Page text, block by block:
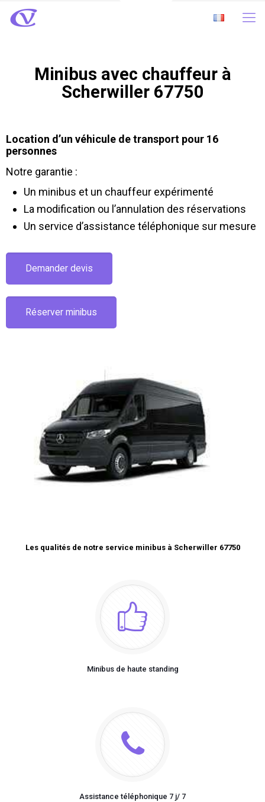
Minibus avec chauffeur à
Scherwiller 67750
Location d’un véhicule de transport pour 16
personnes
Notre garantie :
Un minibus et un chauffeur expérimenté
La modification ou l’annulation des réservations
Un service d’assistance téléphonique sur mesure
Demander devis
Réserver minibus
Les qualités de notre service minibus à Scherwiller 67750
Minibus de haute standing
Assistance téléphonique 7 j/ 7